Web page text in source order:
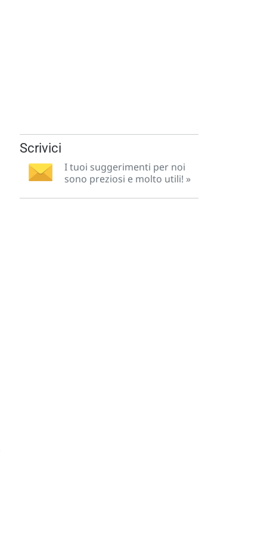
Scrivici
I tuoi suggerimenti per noi
sono preziosi e molto utili! »